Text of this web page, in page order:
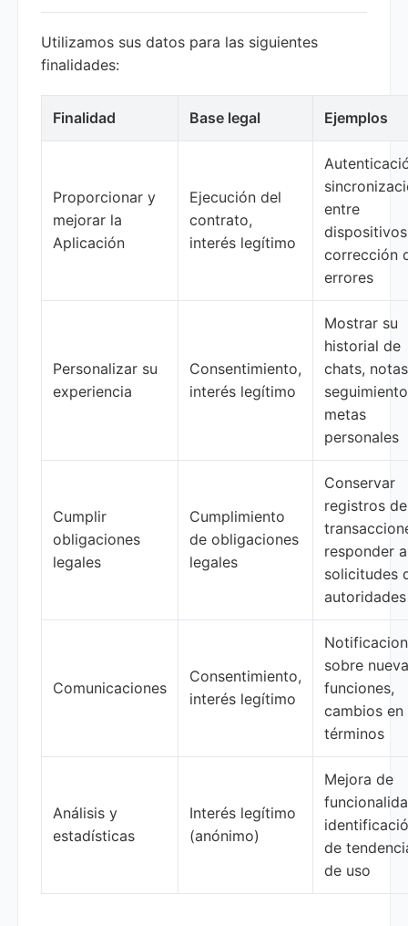
Utilizamos sus datos para las siguientes
finalidades:
Finalidad Base legal Ejemplos
Proporcionar y
mejorar la
Aplicación
Ejecución del
contrato,
interés legítimo
entre
corrección
errores
Personalizar su
experiencia
Consentimiento,
interés legítimo
Mostrar su
historial de
chats,
metas
personales
Cumplir
obligaciones
legales
Cumplimiento
de obligaciones
legales
Conservar
registros de
responder a
solicitudes
autoridades
Comunicaciones
Consentimiento,
interés legítimo
sobre
funciones,
cambios en
términos
Análisis y
estadísticas
Interés legítimo
(anónimo)
Mejora de
de
de uso